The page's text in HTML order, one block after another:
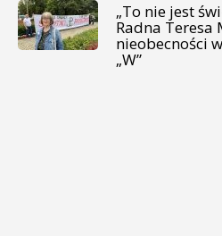
„To nie jest
Radna Teresa
nieobecności
„W”